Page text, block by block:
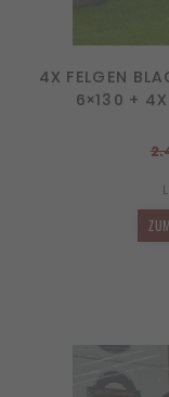
4X FELGEN
6×130 +